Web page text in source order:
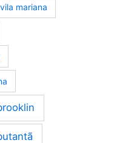
mariana